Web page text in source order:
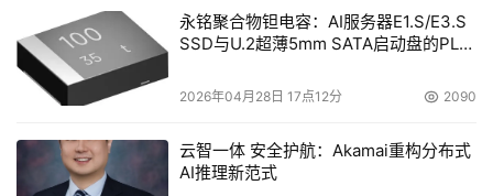
永铭聚合物钽电容：AI服务器E1.S/E3.S
SSD与U.2超薄5mm SATA启动盘的PLP
2026年04月28日 17点12分 2090
云智一体 安全护航：Akamai重构分布式
AI推理新范式